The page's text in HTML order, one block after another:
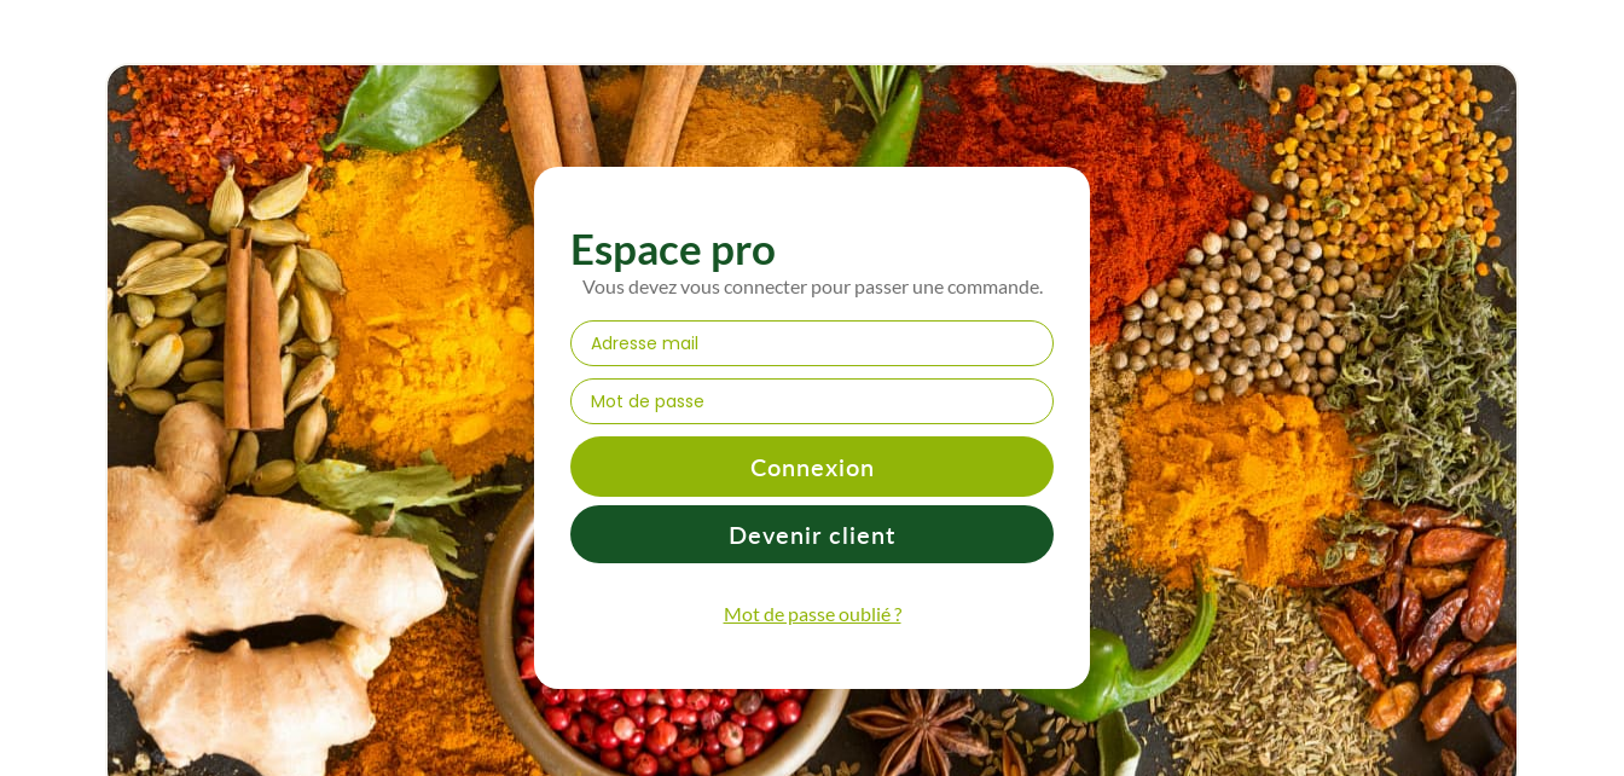
Espace pro
Vous devez vous connecter pour passer une commande.
Connexion
Devenir client
Mot de passe oublié ?